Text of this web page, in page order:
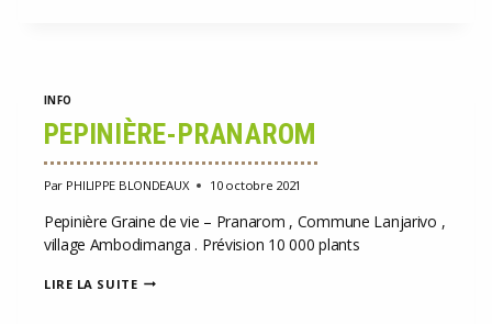
INFO
PEPINIÈRE-PRANAROM
Par PHILIPPE BLONDEAUX 10 octobre 2021
Pepinière Graine de vie – Pranarom , Commune Lanjarivo ,
village Ambodimanga . Prévision 10 000 plants
LIRE LA SUITEPEPINIÈRE-